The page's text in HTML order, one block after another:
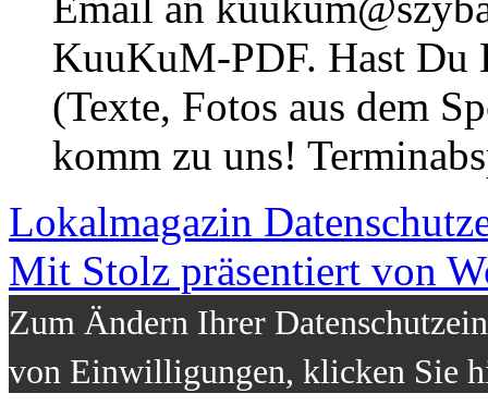
KuuKuM-PDF. Hast Du
(Texte, Fotos aus dem
komm zu uns!
Lokalmagazin
Mit Stolz präsentiert von
Zum Ändern Ihrer
von Einwilligungen, klicken Sie